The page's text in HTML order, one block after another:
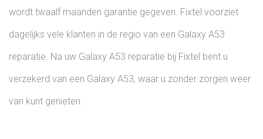
wordt twaalf maanden garantie gegeven. Fixtel voorziet
dagelijks vele klanten in de regio van een Galaxy A53
reparatie. Na uw Galaxy A53 reparatie bij Fixtel bent u
verzekerd van een Galaxy A53, waar u zonder zorgen weer
van kunt genieten.